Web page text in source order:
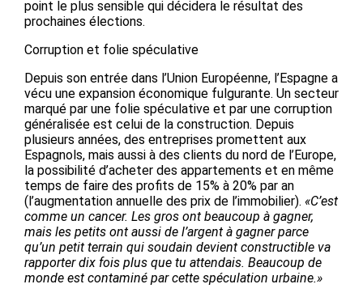
point le plus sensible qui décidera le résultat des
prochaines élections.
Corruption et folie spéculative
Depuis son entrée dans l’Union Européenne, l’Espagne a
vécu une expansion économique fulgurante. Un secteur
marqué par une folie spéculative et par une corruption
généralisée est celui de la construction. Depuis
plusieurs années, des entreprises promettent aux
Espagnols, mais aussi à des clients du nord de l’Europe,
la possibilité d’acheter des appartements et en même
temps de faire des profits de 15% à 20% par an
(l’augmentation annuelle des prix de l’immobilier). «C’est
comme un cancer. Les gros ont beaucoup à gagner,
mais les petits ont aussi de l’argent à gagner parce
qu’un petit terrain qui soudain devient constructible va
rapporter dix fois plus que tu attendais. Beaucoup de
monde est contaminé par cette spéculation urbaine.»